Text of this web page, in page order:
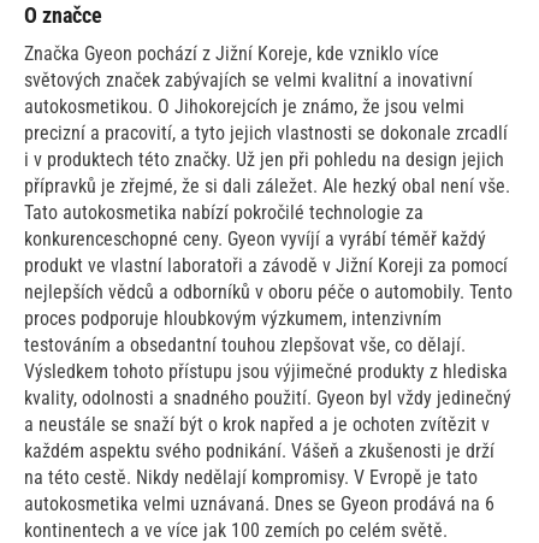
O značce
Značka Gyeon pochází z Jižní Koreje, kde vzniklo více
světových značek zabývajích se velmi kvalitní a inovativní
autokosmetikou. O Jihokorejcích je známo, že jsou velmi
precizní a pracovití, a tyto jejich vlastnosti se dokonale zrcadlí
i v produktech této značky. Už jen při pohledu na design jejich
přípravků je zřejmé, že si dali záležet. Ale hezký obal není vše.
Tato autokosmetika nabízí pokročilé technologie za
konkurenceschopné ceny. Gyeon vyvíjí a vyrábí téměř každý
produkt ve vlastní laboratoři a závodě v Jižní Koreji za pomocí
nejlepších vědců a odborníků v oboru péče o automobily. Tento
proces podporuje hloubkovým výzkumem, intenzivním
testováním a obsedantní touhou zlepšovat vše, co dělají.
Výsledkem tohoto přístupu jsou výjimečné produkty z hlediska
kvality, odolnosti a snadného použití. Gyeon byl vždy jedinečný
a neustále se snaží být o krok napřed a je ochoten zvítězit v
každém aspektu svého podnikání. Vášeň a zkušenosti je drží
na této cestě. Nikdy nedělají kompromisy. V Evropě je tato
autokosmetika velmi uznávaná. Dnes se Gyeon prodává na 6
kontinentech a ve více jak 100 zemích po celém světě.